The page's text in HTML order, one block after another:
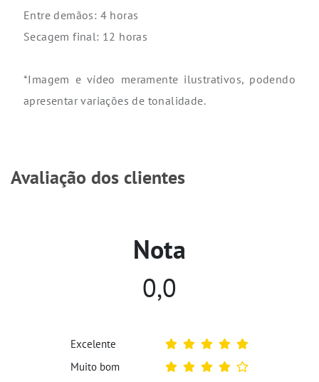
Entre demãos: 4 horas
Secagem final: 12 horas
*Imagem e vídeo meramente ilustrativos, podendo
apresentar variações de tonalidade.
Avaliação dos clientes
Nota
0,0
Excelente
Muito bom